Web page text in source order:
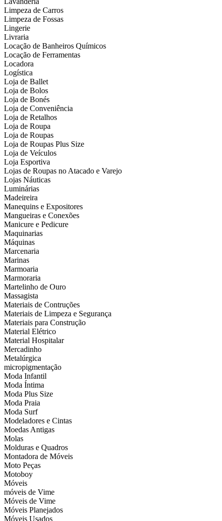
Limpeza de Carros
Limpeza de Fossas
Lingerie
Livraria
Locação de Banheiros Químicos
Locação de Ferramentas
Locadora
Logística
Loja de Ballet
Loja de Bolos
Loja de Bonés
Loja de Conveniência
Loja de Retalhos
Loja de Roupa
Loja de Roupas
Loja de Roupas Plus Size
Loja de Veículos
Loja Esportiva
Lojas de Roupas no Atacado e Varejo
Lojas Náuticas
Luminárias
Madeireira
Manequins e Expositores
Mangueiras e Conexões
Manicure e Pedicure
Maquinarias
Máquinas
Marcenaria
Marinas
Marmoaria
Marmoraria
Martelinho de Ouro
Massagista
Materiais de Contruções
Materiais de Limpeza e Segurança
Materiais para Construção
Material Elétrico
Material Hospitalar
Mercadinho
Metalúrgica
micropigmentação
Moda Infantil
Moda Íntima
Moda Plus Size
Moda Praia
Moda Surf
Modeladores e Cintas
Moedas Antigas
Molas
Molduras e Quadros
Montadora de Móveis
Moto Peças
Motoboy
Móveis
móveis de Vime
Móveis de Vime
Móveis Planejados
Móveis Usados